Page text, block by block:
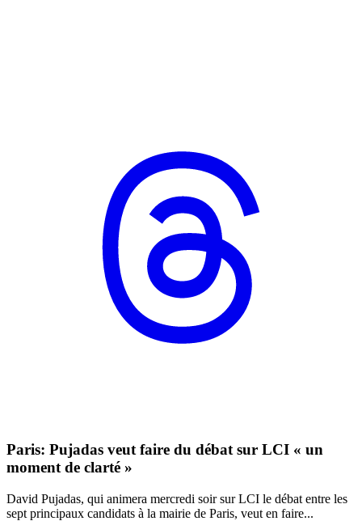
Paris: Pujadas veut faire du débat sur LCI « un
moment de clarté »
David Pujadas, qui animera mercredi soir sur LCI le débat entre les
sept principaux candidats à la mairie de Paris, veut en faire...